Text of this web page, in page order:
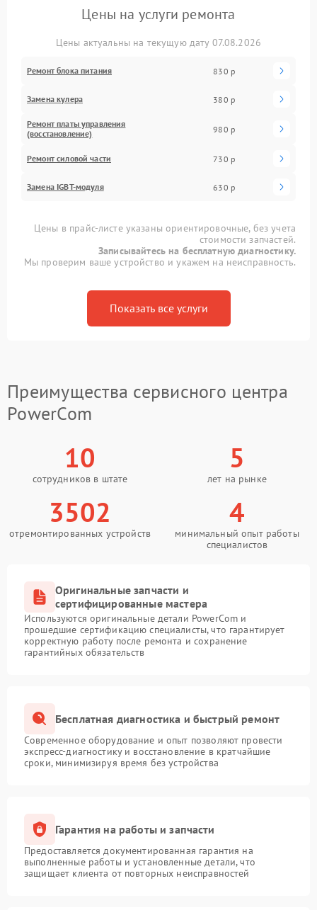
Цены на услуги ремонта
Цены актуальны на текущую дату 07.08.2026
Ремонт блока питания 830 р
Замена кулера 380 р
Ремонт платы управления
(восстановление)
980 р
Ремонт силовой части 730 р
Замена IGBT-модуля 630 р
Цены в прайс-листе указаны ориентировочные, без учета
стоимости запчастей.
Записывайтесь на бесплатную диагностику.
Мы проверим ваше устройство и укажем на неисправность.
Показать все услуги
Преимущества сервисного центра
PowerCom
10
сотрудников в штате
5
лет на рынке
3502
отремонтированных устройств
4
минимальный опыт работы
специалистов
Оригинальные запчасти и
сертифицированные мастера
Используются оригинальные детали PowerCom и
прошедшие сертификацию специалисты, что гарантирует
корректную работу после ремонта и сохранение
гарантийных обязательств
Бесплатная диагностика и быстрый ремонт
Современное оборудование и опыт позволяют провести
экспресс-диагностику и восстановление в кратчайшие
сроки, минимизируя время без устройства
Гарантия на работы и запчасти
Предоставляется документированная гарантия на
выполненные работы и установленные детали, что
защищает клиента от повторных неисправностей